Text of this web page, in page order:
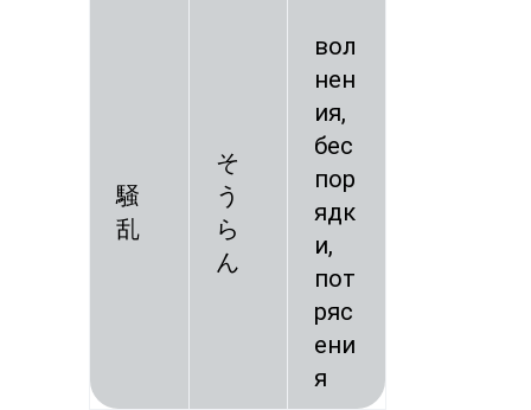
騒
乱
そ
う
ら
ん
вол
нен
ия,
бес
пор
ядк
и,
пот
ряс
ени
я